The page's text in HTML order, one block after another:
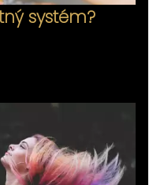
systém?